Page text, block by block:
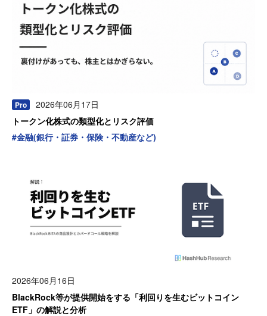
Pro
2026年06月17日
トークン化株式の類型化とリスク評価
#金融(銀行・証券・保険・不動産など)
2026年06月16日
BlackRock等が提供開始をする「利回りを生むビットコイン
ETF」の解説と分析